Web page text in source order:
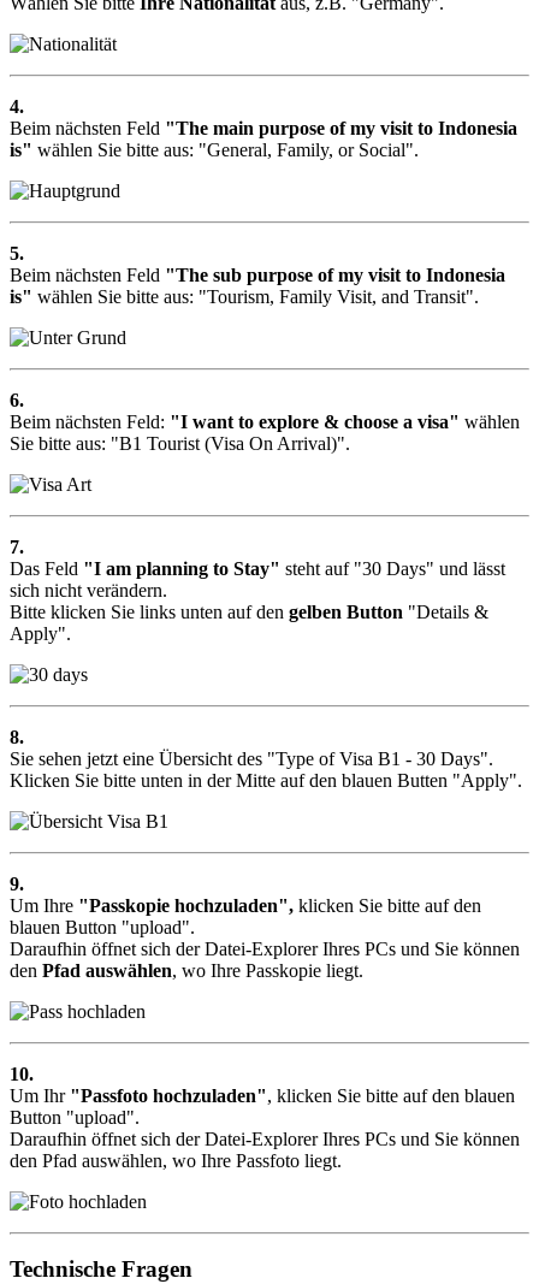
4.
Beim nächsten Feld "The main purpose of my visit to Indonesia
is" wählen Sie bitte aus: "General, Family, or Social".
5.
Beim nächsten Feld "The sub purpose of my visit to Indonesia
is" wählen Sie bitte aus: "Tourism, Family Visit, and Transit".
6.
Beim nächsten Feld: "I want to explore & choose a visa" wählen
Sie bitte aus: "B1 Tourist (Visa On Arrival)".
7.
Das Feld "I am planning to Stay" steht auf "30 Days" und lässt
sich nicht verändern.
Bitte klicken Sie links unten auf den gelben Button "Details &
Apply".
8.
Sie sehen jetzt eine Übersicht des "Type of Visa B1 - 30 Days".
Klicken Sie bitte unten in der Mitte auf den blauen Butten "Apply".
9.
Um Ihre "Passkopie hochzuladen", klicken Sie bitte auf den
blauen Button "upload".
Daraufhin öffnet sich der Datei-Explorer Ihres PCs und Sie können
den Pfad auswählen, wo Ihre Passkopie liegt.
10.
Um Ihr "Passfoto hochzuladen", klicken Sie bitte auf den blauen
Button "upload".
Daraufhin öffnet sich der Datei-Explorer Ihres PCs und Sie können
den Pfad auswählen, wo Ihre Passfoto liegt.
Technische Fragen